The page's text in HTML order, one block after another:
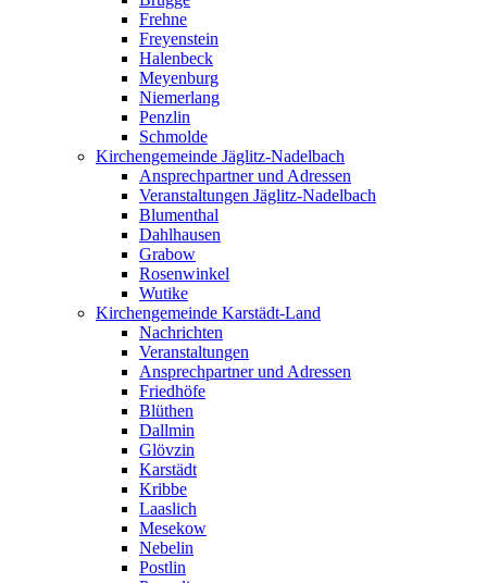
Frehne
Freyenstein
Halenbeck
Meyenburg
Niemerlang
Penzlin
Schmolde
Kirchengemeinde Jäglitz-Nadelbach
Ansprechpartner und Adressen
Veranstaltungen Jäglitz-Nadelbach
Blumenthal
Dahlhausen
Grabow
Rosenwinkel
Wutike
Kirchengemeinde Karstädt-Land
Nachrichten
Veranstaltungen
Ansprechpartner und Adressen
Friedhöfe
Blüthen
Dallmin
Glövzin
Karstädt
Kribbe
Laaslich
Mesekow
Nebelin
Postlin